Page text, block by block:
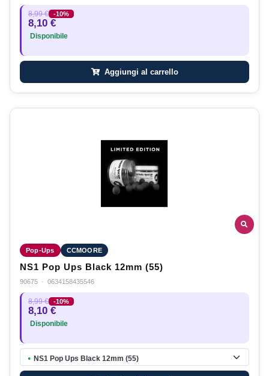
8,99 € -10%
8,10 €
Disponibile
Aggiungi al carrello
Pop-Ups CCMOORE
NS1 Pop Ups Black 12mm (55)
90675 · 0634158435546
8,99 € -10%
8,10 €
Disponibile
● NS1 Pop Ups Black 12mm (55)